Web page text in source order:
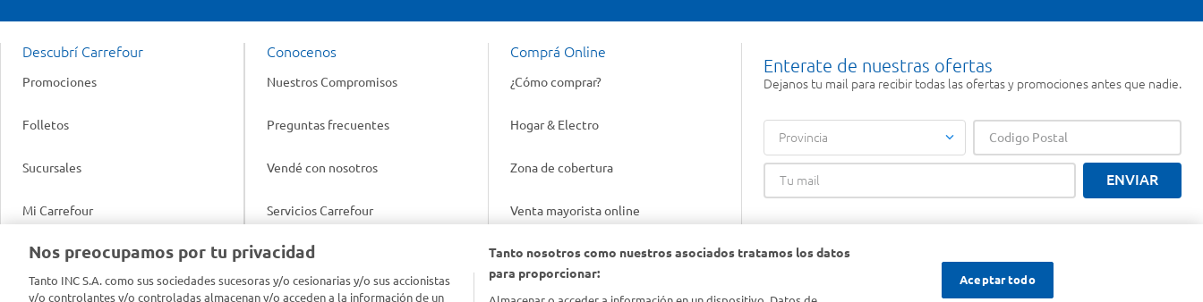
Descubrí Carrefour
Promociones
Folletos
Sucursales
Mi Carrefour
Productos Carrefour
Tarjeta Mi Carrefour
Conocenos
Nuestros Compromisos
Preguntas frecuentes
Vendé con nosotros
Servicios Carrefour
Info útil
Comprá Online
¿Cómo comprar?
Hogar & Electro
Zona de cobertura
Venta mayorista online
Gift cards empresariales
Enterate de nuestras ofertas
Dejanos tu mail para recibir todas las ofertas y promociones antes que nadie.
Provincia
ENVIAR
Nos preocupamos por tu privacidad
Tanto INC S.A. como sus sociedades sucesoras y/o cesionarias y/o sus accionistas
y/o controlantes y/o controladas almacenan y/o acceden a la información de un
Tanto nosotros como nuestros asociados tratamos los datos
para proporcionar:
Aceptar todo